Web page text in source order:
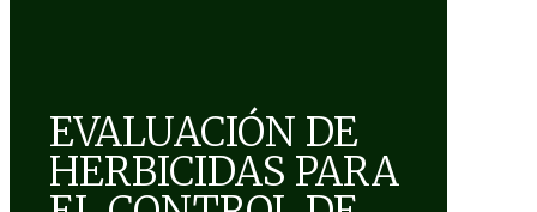
EVALUACIÓN DE
HERBICIDAS PARA